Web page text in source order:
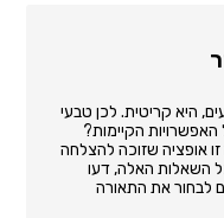
היא קריטית. לכן טבעי
הקיימות?
אופציה שזוכה להצלחה
השאלות האלה, דעו
לבחור את התאורה